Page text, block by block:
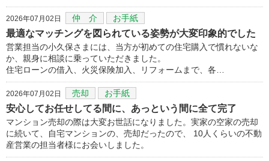
2026年07月02日 仲 介 お手紙
最適なマッチングを図られている姿勢が大変印象的でした
営業担当の小久保さまには、当方が初めての住宅購入で慣れないな
か、親身に相談に乗っていただきました。
住宅ローンの借入、火災保険加入、リフォームまで、各…
2026年07月02日 売却 お手紙
安心してお任せしてる間に、あっという間に全て完了
マンション売却の際は大変お世話になりました。実家の空家の売却
に続いて、自宅マンションの、売却だったので、 10人くらいの不動
産営業の担当者様にお会いしました。